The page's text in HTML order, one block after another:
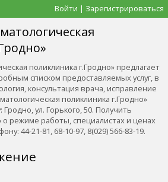
Войти | Зарегистрироваться
поликлиника г.Гродно» предлагает
списком предоставляемых услуг, в
консультация врача, исправление
поликлиника г.Гродно»
Гродно, ул. Горького, 50. Получить
режиме работы, специалистах и ценах
44-21-81, 68-10-97, 8(029) 566-83-19.